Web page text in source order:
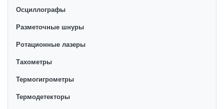
Осциллографы
Разметочные шнуры
Ротационные лазеры
Тахометры
Термогигрометры
Термодетекторы